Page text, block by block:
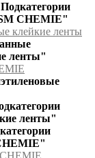
Подкатегории
CHEMIE"
клейкие ленты
ленты"
ленты"